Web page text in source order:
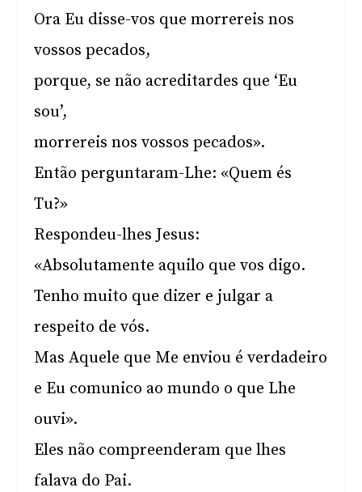
Ora Eu disse-vos que morrereis nos
vossos pecados,
porque, se não acreditardes que ‘Eu
sou’,
morrereis nos vossos pecados».
Então perguntaram-Lhe: «Quem és
Tu?»
Respondeu-lhes Jesus:
«Absolutamente aquilo que vos digo.
Tenho muito que dizer e julgar a
respeito de vós.
Mas Aquele que Me enviou é verdadeiro
e Eu comunico ao mundo o que Lhe
ouvi».
Eles não compreenderam que lhes
falava do Pai.